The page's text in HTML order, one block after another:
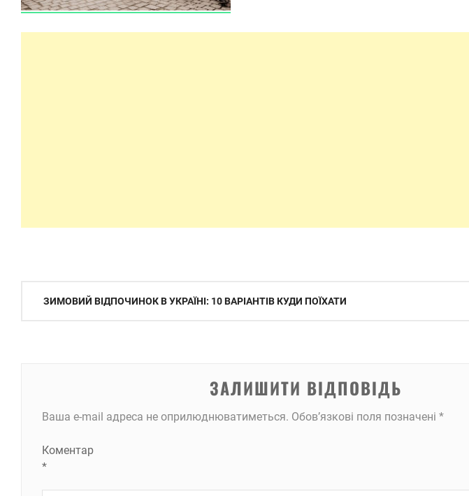
Навігація
ЗИМОВИЙ ВІДПОЧИНОК В УКРАЇНІ: 10 ВАРІАНТІВ КУДИ ПОЇХАТИ
ЗАЛИШИТИ ВІДПОВІДЬ
Ваша e-mail адреса не оприлюднюватиметься. Обов’язкові поля позначені *
Коментар
*